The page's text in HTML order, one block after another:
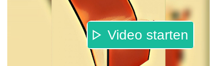
Video starten